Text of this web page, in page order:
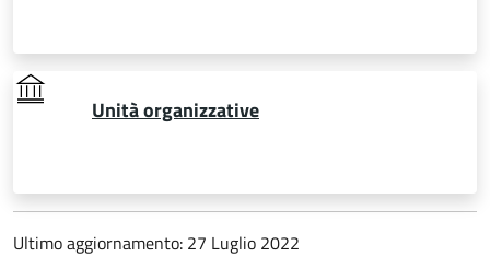
Unità organizzative
Ultimo aggiornamento: 27 Luglio 2022